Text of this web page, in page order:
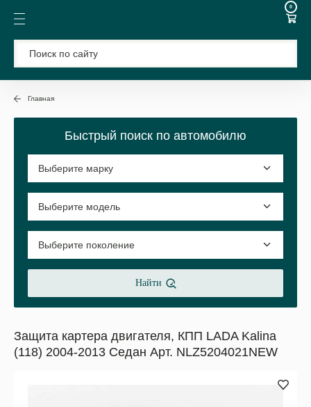
0
Главная
Быстрый поиск по автомобилю
Найти
Защита картера двигателя, КПП LADA Kalina
(118) 2004-2013 Седан Арт. NLZ5204021NEW